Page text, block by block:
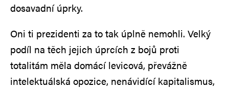
dosavadní úprky.
Oni ti prezidenti za to tak úplně nemohli. Velký
podíl na těch jejich úprcích z bojů proti
totalitám měla domácí levicová, převážně
intelektuálská opozice, nenávidící kapitalismus,